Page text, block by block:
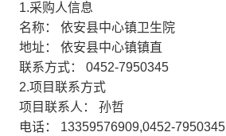
1.采购人信息
名称： 依安县中心镇卫生院
地址： 依安县中心镇镇直
联系方式： 0452-7950345
2.项目联系方式
项目联系人： 孙哲
电话： 13359576909,0452-7950345